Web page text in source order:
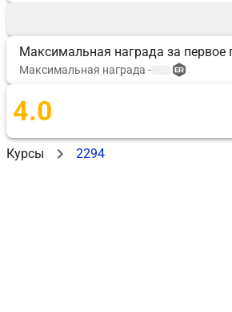
Максимальная награда за первое
Максимальная награда -
4.0
Курсы 2294